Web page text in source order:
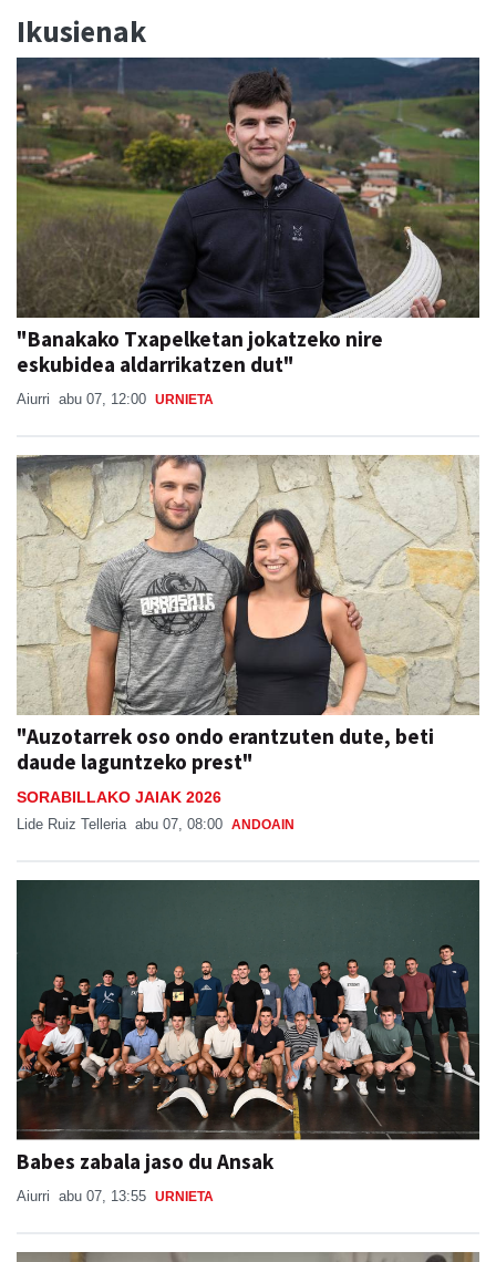
Ikusienak
"Banakako Txapelketan jokatzeko nire
eskubidea aldarrikatzen dut"
Aiurri abu 07, 12:00 URNIETA
"Auzotarrek oso ondo erantzuten dute, beti
daude laguntzeko prest"
SORABILLAKO JAIAK 2026
Lide Ruiz Telleria abu 07, 08:00 ANDOAIN
Babes zabala jaso du Ansak
Aiurri abu 07, 13:55 URNIETA